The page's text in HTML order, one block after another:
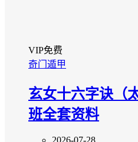
VIP免费
奇门遁甲
玄女十六字诀（
班全套资料
2026-07-28